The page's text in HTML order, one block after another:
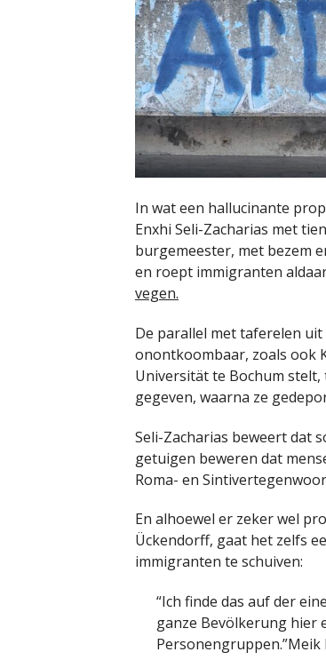
In wat een hallucinante
Enxhi Seli-Zacharias met
burgemeester, met bezem
en roept immigranten
vegen.
De parallel met taferelen
onontkoombaar, zoals ook
Universität te Bochum stelt,
gegeven, waarna ze
Seli-Zacharias beweert dat
getuigen beweren dat
Roma- en
En alhoewel er zeker wel
Ückendorff, gaat het zelfs
immigranten te schuiven:
“Ich finde das auf der
ganze Bevölkerung hier